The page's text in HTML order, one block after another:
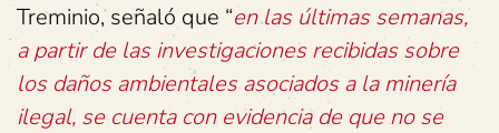
Treminio, señaló que “en las últimas semanas,
a partir de las investigaciones recibidas sobre
los daños ambientales asociados a la minería
ilegal, se cuenta con evidencia de que no se